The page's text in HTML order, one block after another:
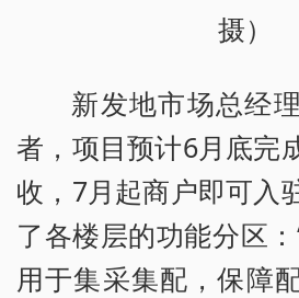
摄）
新发地市场总经
者，项目预计6月底完
收，7月起商户即可入
了各楼层的功能分区
用于集采集配，保障